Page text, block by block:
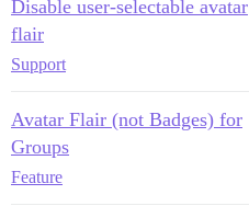
Disable user-selectable avatar
flair
Support
Avatar Flair (not Badges) for
Groups
Feature